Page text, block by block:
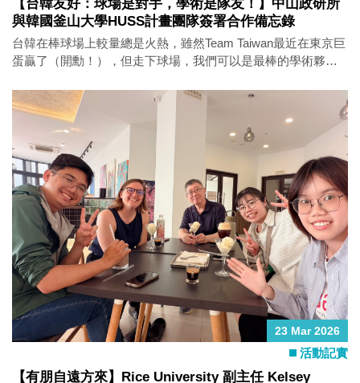
【台韓友好：球場是對手，學術是隊友！】中山政研所
與韓國釜山大學HUSS計畫團隊簽署合作備忘錄
台韓在棒球場上較量總是火熱，雖然Team Taiwan最近在東京巨
蛋贏了（開勳！），但走下球場，我們可以是最棒的學術夥
系統（Humanities University Support System, HUSS）計畫團
隊，近日正式簽署合作備忘錄（Memorandum of
Understanding, MOU），象徵雙方在國際學術交流與跨領域合
作上邁出重要一步。 釜山大學HUSS計畫為韓國教育部推動之
重要人文社會科學整合計畫，致力於透過跨校與跨領域合作，
強化人文教育之深度與廣度。本次合作不僅有助於拓展雙方學
術能量，也將提升學生之國際視野與跨文化能力。 特別感謝本
所「歐巴」張晉赫教授！許多與韓國的合作交流都是靠歐巴全
力促成的！有歐巴在，台韓交流就是這麼順暢，這麼安心！
23 Mar 2026
活動記實
【有朋自遠方來】Rice University 副主任 Kelsey